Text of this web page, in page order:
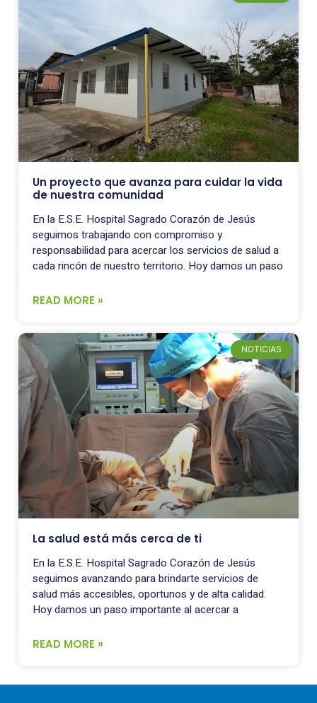
Un proyecto que avanza para cuidar la vida
de nuestra comunidad
En la E.S.E. Hospital Sagrado Corazón de Jesús
seguimos trabajando con compromiso y
responsabilidad para acercar los servicios de salud a
cada rincón de nuestro territorio. Hoy damos un paso
READ MORE »
NOTICIAS
La salud está más cerca de ti
En la E.S.E. Hospital Sagrado Corazón de Jesús
seguimos avanzando para brindarte servicios de
salud más accesibles, oportunos y de alta calidad.
Hoy damos un paso importante al acercar a
READ MORE »